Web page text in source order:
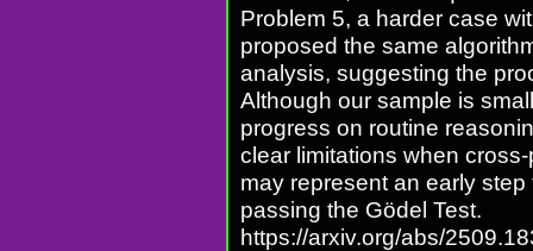
Problem 5, a harder case
proposed the same
analysis, suggesting the
Although our sample is
progress on routine
clear limitations when
may represent an early
passing the Gödel Test.
https://arxiv.org/abs/